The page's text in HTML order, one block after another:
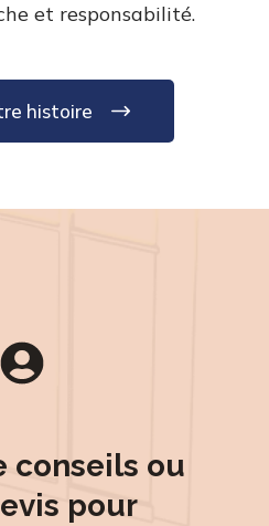
et responsabilité.
histoire
conseils ou
pour